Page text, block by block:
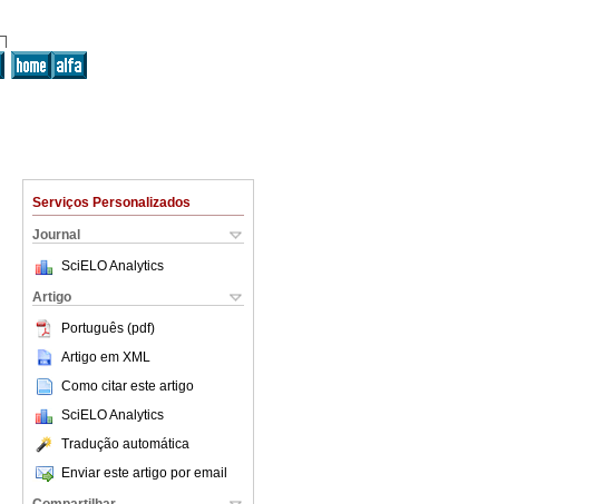
Serviços Personalizados
Journal
SciELO Analytics
Artigo
Português (pdf)
Artigo em XML
Como citar este artigo
SciELO Analytics
Tradução automática
Enviar este artigo por email